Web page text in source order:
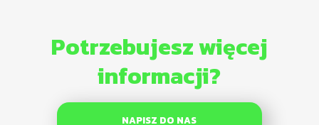
Potrzebujesz więcej
informacji?
NAPISZ DO NAS